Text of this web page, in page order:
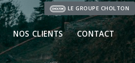
LE GROUPE CHOLTON
NOS CLIENTS CONTACT